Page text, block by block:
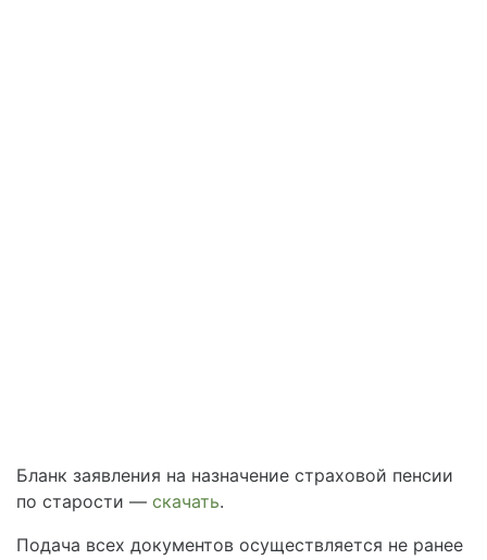
Бланк заявления на назначение страховой пенсии
по старости — скачать.
Подача всех документов осуществляется не ранее